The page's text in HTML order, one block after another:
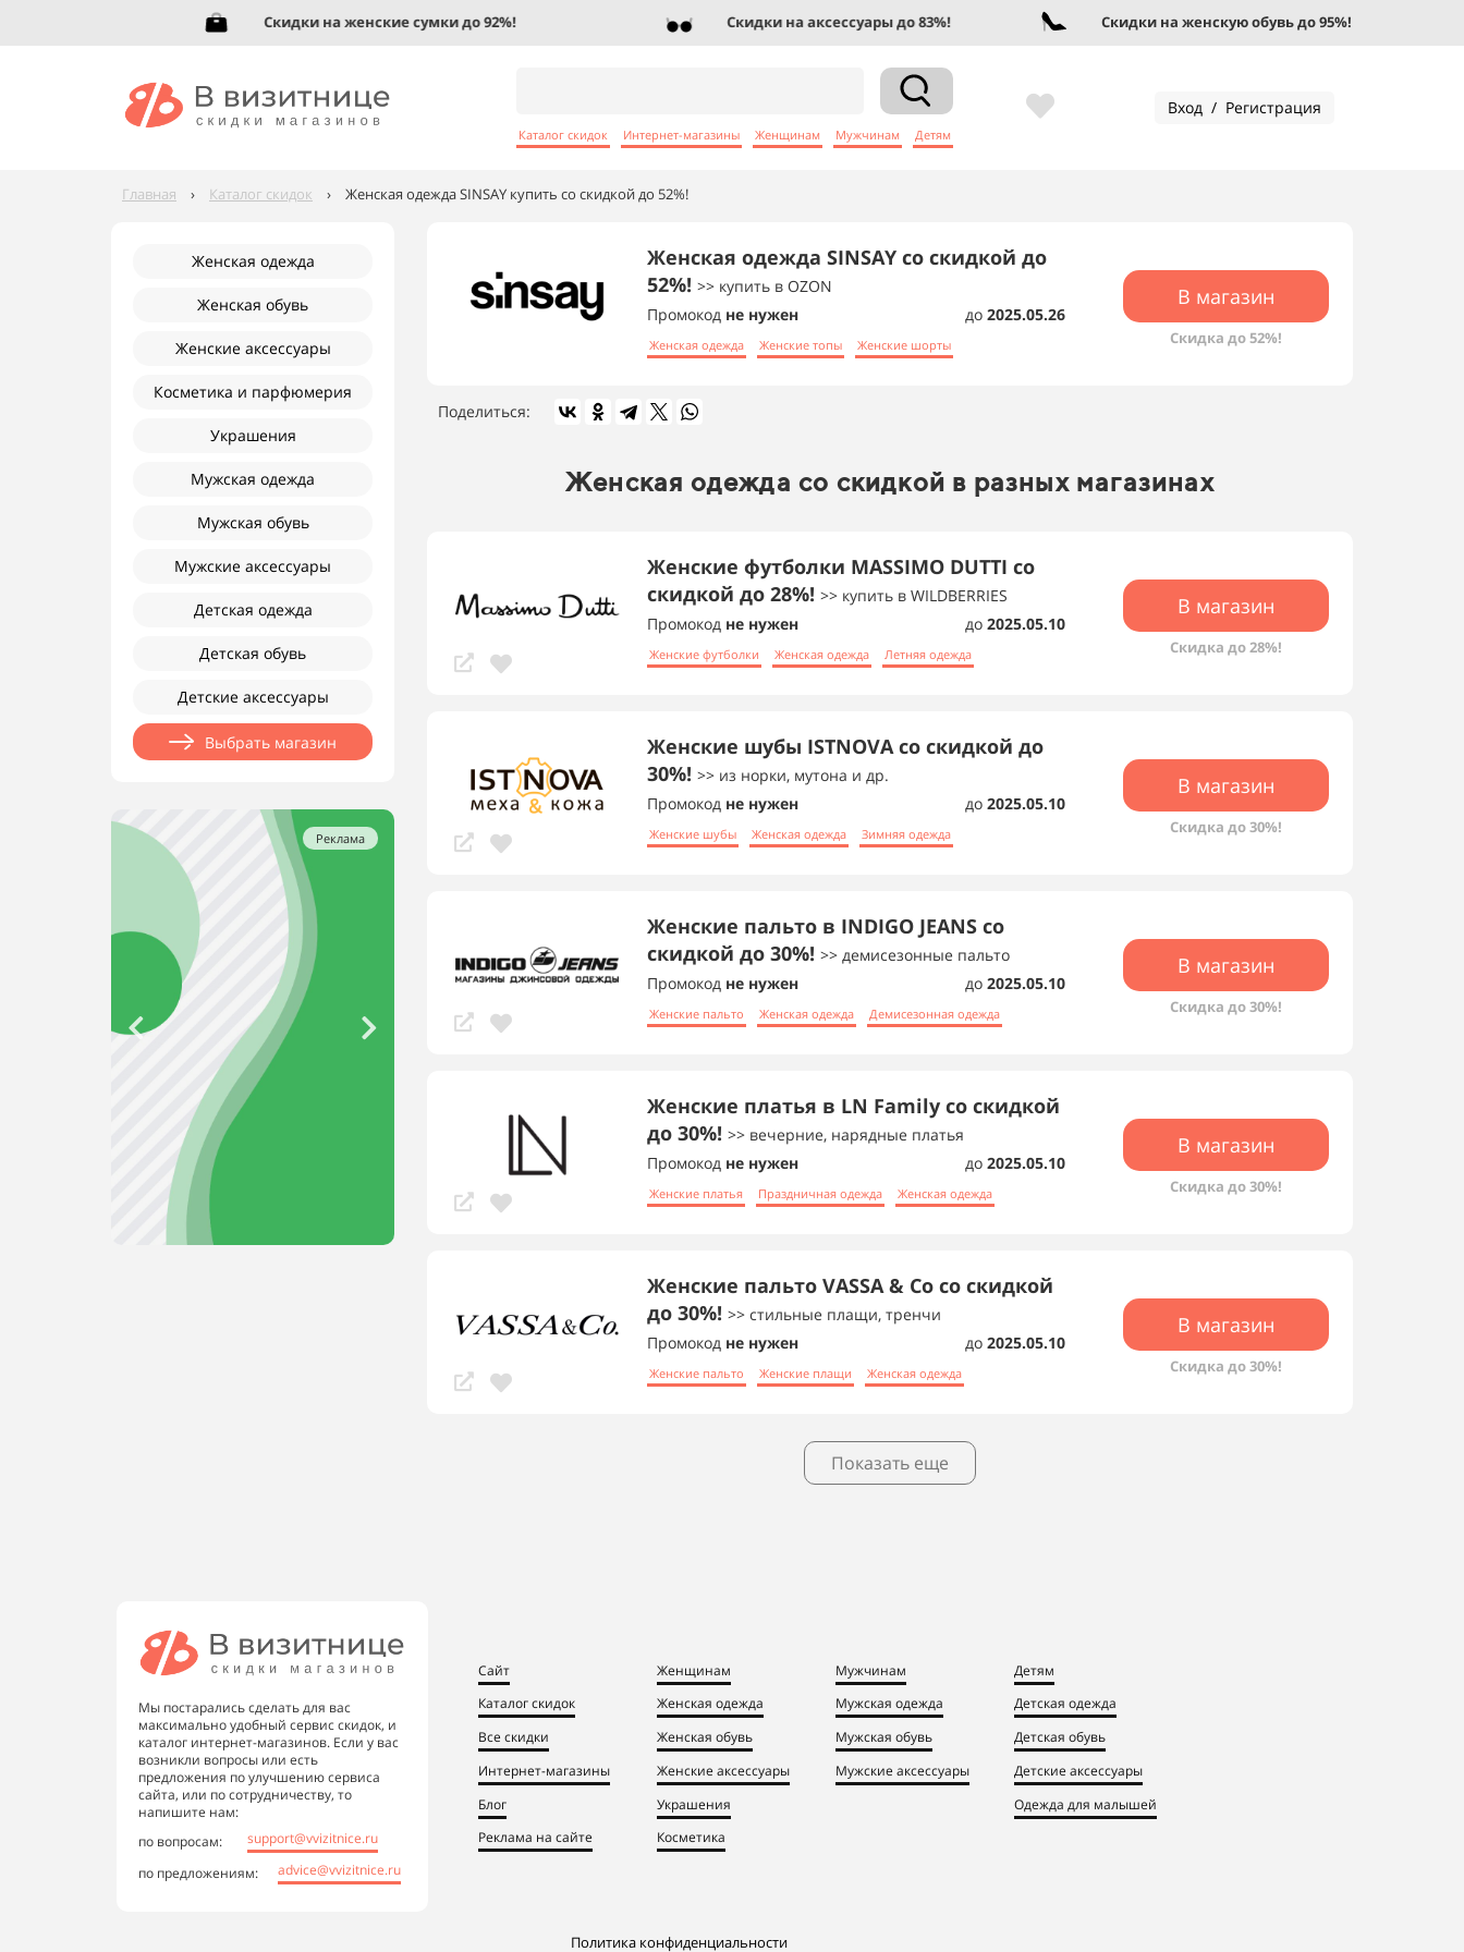
Скидки на женские сумки до 92%! Скидки на аксессуары до 83%! Скидки на женскую обувь до 95%!
Каталог скидок Интернет-магазины Женщинам Мужчинам Детям
Вход / Регистрация
Главная › Каталог скидок › Женская одежда SINSAY купить со скидкой до 52%!
Женская одежда
Женская обувь
Женские аксессуары
Косметика и парфюмерия
Украшения
Мужская одежда
Мужская обувь
Мужские аксессуары
Детская одежда
Детская обувь
Детские аксессуары
Выбрать магазин
Реклама
Женская одежда SINSAY со скидкой до
52%! >> купить в OZON
Промокод не нужен до 2025.05.26
Женская одежда Женские топы Женские шорты
В магазин
Скидка до 52%!
Поделиться:
Женская одежда со скидкой в разных магазинах
Женские футболки MASSIMO DUTTI со
скидкой до 28%! >> купить в WILDBERRIES
Промокод не нужен до 2025.05.10
Женские футболки Женская одежда Летняя одежда
В магазин
Скидка до 28%!
Женские шубы ISTNOVA со скидкой до
30%! >> из норки, мутона и др.
Промокод не нужен до 2025.05.10
Женские шубы Женская одежда Зимняя одежда
В магазин
Скидка до 30%!
Женские пальто в INDIGO JEANS со
скидкой до 30%! >> демисезонные пальто
Промокод не нужен до 2025.05.10
Женские пальто Женская одежда Демисезонная одежда
В магазин
Скидка до 30%!
Женские платья в LN Family со скидкой
до 30%! >> вечерние, нарядные платья
Промокод не нужен до 2025.05.10
Женские платья Праздничная одежда Женская одежда
В магазин
Скидка до 30%!
Женские пальто VASSA & Co со скидкой
до 30%! >> стильные плащи, тренчи
Промокод не нужен до 2025.05.10
Женские пальто Женские плащи Женская одежда
В магазин
Скидка до 30%!
Показать еще
Мы постарались сделать для вас
максимально удобный сервис скидок, и
каталог интернет-магазинов. Если у вас
возникли вопросы или есть
предложения по улучшению сервиса
сайта, или по сотрудничеству, то
напишите нам:
по вопросам:
support@vvizitnice.ru
по предложениям:
advice@vvizitnice.ru
Сайт
Каталог скидок
Все скидки
Интернет-магазины
Блог
Реклама на сайте
Женщинам
Женская одежда
Женская обувь
Женские аксессуары
Украшения
Косметика
Мужчинам
Мужская одежда
Мужская обувь
Мужские аксессуары
Детям
Детская одежда
Детская обувь
Детские аксессуары
Одежда для малышей
Политика конфиденциальности